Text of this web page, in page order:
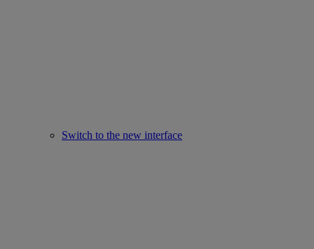
Switch to the new interface